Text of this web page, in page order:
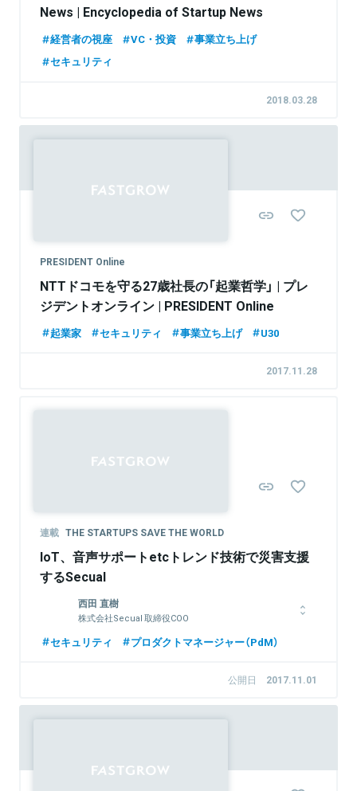
News | Encyclopedia of Startup News
経営者の視座 VC・投資
事業立ち上げ
セキュリティ
2018.03.28
PRESIDENT Online
NTTドコモを守る27歳社長の「起業哲学」 | プレ
ジデントオンライン | PRESIDENT Online
起業家 セキュリティ 事業立ち上げ U30
2017.11.28
連載 THE STARTUPS SAVE THE WORLD
IoT、音声サポートetcトレンド技術で災害支援
するSecual
西田 直樹
株式会社Secual 取締役COO
慶應義塾大学法学部政治学科卒業。IBMビジネスコンサルティン
流段階からの経験を有する。業務領域では、多数のBPR/BPOプ
セキュリティ プロダクトマネージャー（PdM）
公開日 2017.11.01